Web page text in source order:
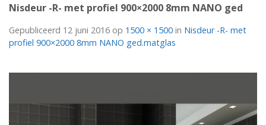
Nisdeur -R- met profiel 900×2000 8mm NANO ged
Gepubliceerd 12 juni 2016 op 1500 × 1500 in Nisdeur -R- met
profiel 900×2000 8mm NANO ged.matglas